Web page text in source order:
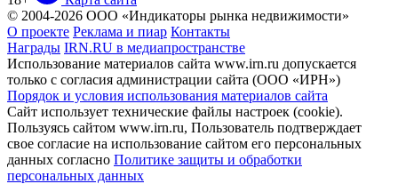
© 2004-2026 ООО «Индикаторы рынка недвижимости»
О проекте Реклама и пиар Контакты
Награды IRN.RU в медиапространстве
Использование материалов сайта www.irn.ru допускается
только с согласия администрации сайта (ООО «ИРН»)
Порядок и условия использования материалов сайта
Сайт использует технические файлы настроек (cookie).
Пользуясь сайтом www.irn.ru, Пользователь подтверждает
свое согласие на использование сайтом его персональных
данных согласно Политике защиты и обработки
персональных данных